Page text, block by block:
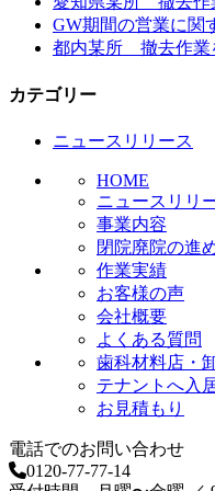
GW期間の営業に関
都内某所 撤去作業
カテゴリー
ニュースリリース
HOME
ニュースリリ
事業内容
閉院廃院の進
作業実績
お客様の声
会社概要
よくある質問
歯科材料店・
テナントへ入
お見積もり
電話でのお問い合わせ
0120-77-77-14